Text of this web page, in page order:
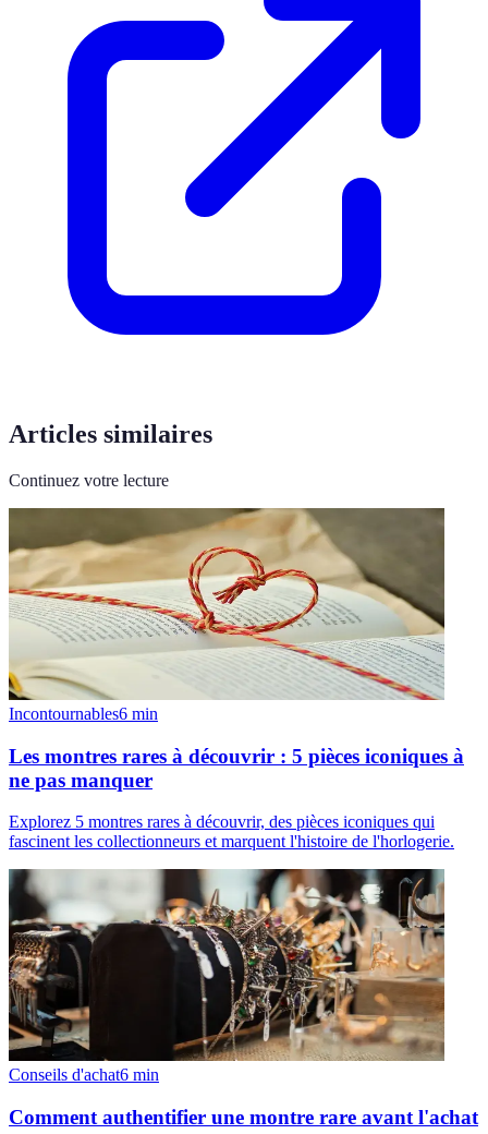
Articles similaires
Continuez votre lecture
Incontournables6 min
Les montres rares à découvrir : 5 pièces iconiques à
ne pas manquer
Explorez 5 montres rares à découvrir, des pièces iconiques qui
fascinent les collectionneurs et marquent l'histoire de l'horlogerie.
Conseils d'achat6 min
Comment authentifier une montre rare avant l'achat